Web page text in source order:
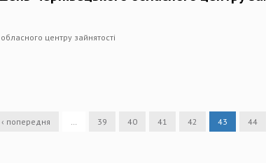
центру зайнятості
‹ попередня 39 40 41 42 43 44